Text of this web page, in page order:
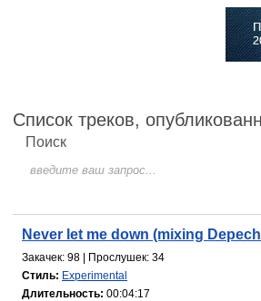
Список треков,
Поиск
Never let me down (mixing
Закачек: 98 | Прослушек: 34
Стиль: Experimental
Длительность: 00:04:17